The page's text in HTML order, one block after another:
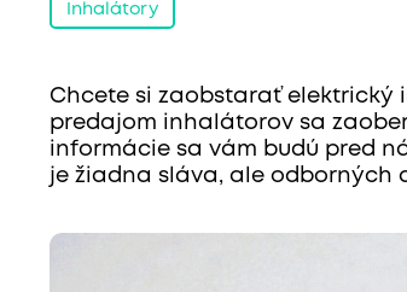
Inhalátory
Chcete si zaobstarať elektrický
predajom inhalátorov sa
informácie sa vám budú pred
je žiadna sláva, ale odborných